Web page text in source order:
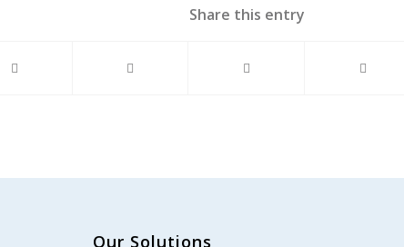
Share this entry
Our Solutions